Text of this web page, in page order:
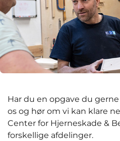
Har du en opgave du
os og hør om vi kan klare
Center for Hjerneskade &
forskellige afdelinger.